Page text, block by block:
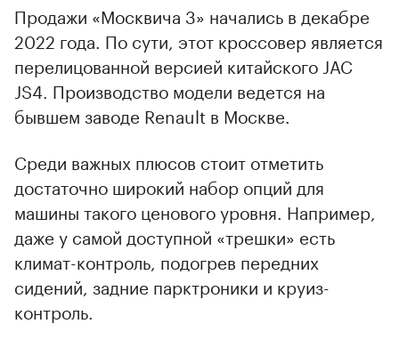
Продажи «Москвича 3» начались в декабре
2022 года. По сути, этот кроссовер является
перелицованной версией китайского JAC
JS4. Производство модели ведется на
бывшем заводе Renault в Москве.
Среди важных плюсов стоит отметить
достаточно широкий набор опций для
машины такого ценового уровня. Например,
даже у самой доступной «трешки» есть
климат-контроль, подогрев передних
сидений, задние парктроники и круиз-
контроль.